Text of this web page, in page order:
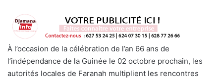
À l’occasion de la célébration de l’an 66 ans de
l’indépendance de la Guinée le 02 octobre prochain, les
autorités locales de Faranah multiplient les rencontres